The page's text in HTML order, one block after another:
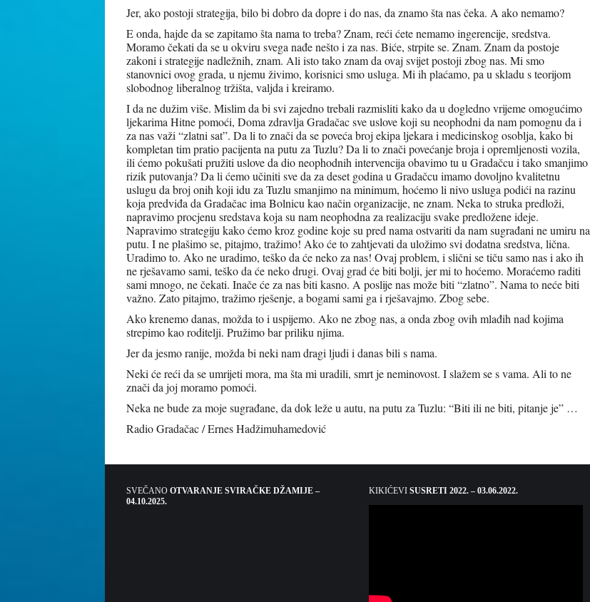
Jer, ako postoji strategija, bilo bi dobro da dopre i do nas, da znamo šta nas čeka. A ako nemamo?
E onda, hajde da se zapitamo šta nama to treba? Znam, reći ćete nemamo ingerencije, sredstva.
Moramo čekati da se u okviru svega nađe nešto i za nas. Biće, strpite se. Znam. Znam da postoje
zakoni i strategije nadležnih, znam. Ali isto tako znam da ovaj svijet postoji zbog nas. Mi smo
stanovnici ovog grada, u njemu živimo, korisnici smo usluga. Mi ih plaćamo, pa u skladu s teorijom
slobodnog liberalnog tržišta, valjda i kreiramo.
I da ne dužim više. Mislim da bi svi zajedno trebali razmisliti kako da u dogledno vrijeme omogućimo
ljekarima Hitne pomoći, Doma zdravlja Gradačac sve uslove koji su neophodni da nam pomognu da i
za nas važi “zlatni sat”. Da li to znači da se poveća broj ekipa ljekara i medicinskog osoblja, kako bi
kompletan tim pratio pacijenta na putu za Tuzlu? Da li to znači povećanje broja i opremljenosti vozila,
ili ćemo pokušati pružiti uslove da dio neophodnih intervencija obavimo tu u Gradačcu i tako smanjimo
rizik putovanja? Da li ćemo učiniti sve da za deset godina u Gradačcu imamo dovoljno kvalitetnu
uslugu da broj onih koji idu za Tuzlu smanjimo na minimum, hoćemo li nivo usluga podići na razinu
koja predviđa da Gradačac ima Bolnicu kao način organizacije, ne znam. Neka to struka predloži,
napravimo procjenu sredstava koja su nam neophodna za realizaciju svake predložene ideje.
Napravimo strategiju kako ćemo kroz godine koje su pred nama ostvariti da nam sugrađani ne umiru na
putu. I ne plašimo se, pitajmo, tražimo! Ako će to zahtjevati da uložimo svi dodatna sredstva, lična.
Uradimo to. Ako ne uradimo, teško da će neko za nas! Ovaj problem, i slični se tiču samo nas i ako ih
ne rješavamo sami, teško da će neko drugi. Ovaj grad će biti bolji, jer mi to hoćemo. Moraćemo raditi
sami mnogo, ne čekati. Inače će za nas biti kasno. A poslije nas može biti “zlatno”. Nama to neće biti
važno. Zato pitajmo, tražimo rješenje, a bogami sami ga i rješavajmo. Zbog sebe.
Ako krenemo danas, možda to i uspijemo. Ako ne zbog nas, a onda zbog ovih mlađih nad kojima
strepimo kao roditelji. Pružimo bar priliku njima.
Jer da jesmo ranije, možda bi neki nam dragi ljudi i danas bili s nama.
Neki će reći da se umrijeti mora, ma šta mi uradili, smrt je neminovost. I slažem se s vama. Ali to ne
znači da joj moramo pomoći.
Neka ne bude za moje sugrađane, da dok leže u autu, na putu za Tuzlu: “Biti ili ne biti, pitanje je” …
Radio Gradačac / Ernes Hadžimuhamedović
SVEČANO OTVARANJE SVIRAČKE DŽAMIJE –
04.10.2025.
KIKIĆEVI SUSRETI 2022. – 03.06.2022.